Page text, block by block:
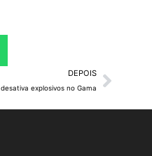
DEPOIS
explosivos no Gama